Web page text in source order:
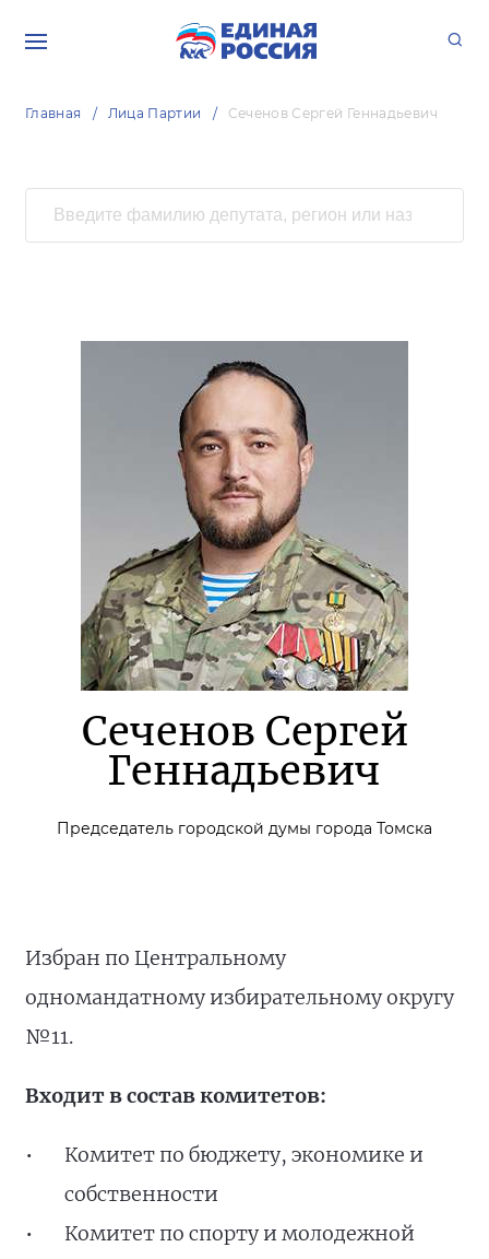
Главная Лица Партии Сеченов Сергей Геннадьевич
Сеченов Сергей
Геннадьевич
Председатель городской думы города Томска
Избран по Центральному
одномандатному избирательному округу
№11.
Входит в состав комитетов:
Комитет по бюджету, экономике и
собственности
Комитет по спорту и молодежной